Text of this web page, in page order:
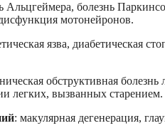
Альцгеймера, болезнь
мотонейронов.
язва, диабетическая
обструктивная
легких, вызванных старением.
: макулярная дегенерация,